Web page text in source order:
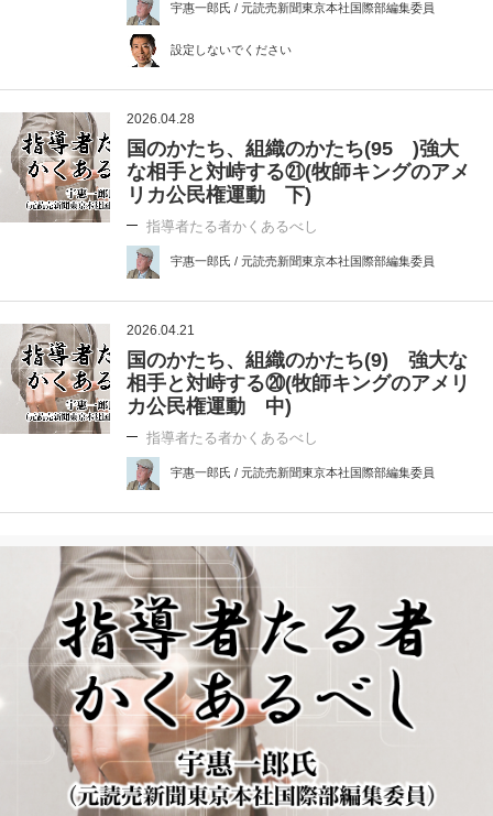
宇惠一郎氏 / 元読売新聞東京本社国際部編集委員
設定しないでください
2026.04.28
国のかたち、組織のかたち(95 )強大
な相手と対峙する㉑(牧師キングのアメ
リカ公民権運動 下)
指導者たる者かくあるべし
宇惠一郎氏 / 元読売新聞東京本社国際部編集委員
2026.04.21
国のかたち、組織のかたち(9) 強大な
相手と対峙する⑳(牧師キングのアメリ
カ公民権運動 中)
指導者たる者かくあるべし
宇惠一郎氏 / 元読売新聞東京本社国際部編集委員